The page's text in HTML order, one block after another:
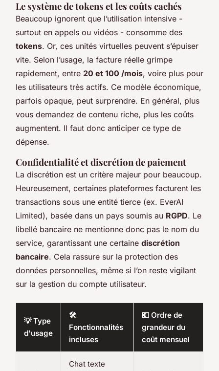
Le système de tokens et les coûts cachés
Beaucoup ignorent que l’utilisation intensive -
surtout en appels ou vidéos - consomme des
tokens. Or, ces unités virtuelles peuvent s’épuiser
vite. Selon l’usage, la facture réelle grimpe
rapidement, entre 20 et 100 /mois, voire plus pour
les utilisateurs très actifs. Ce modèle économique,
parfois opaque, peut surprendre. En général, plus
vous demandez de contenu riche, plus les coûts
augmentent. Il faut donc anticiper ce type de
dépense.
Confidentialité et discrétion de paiement
La discrétion est un critère majeur pour beaucoup.
Heureusement, certaines plateformes facturent les
transactions sous une entité tierce (ex. EverAI
Limited), basée dans un pays soumis au RGPD. Le
libellé bancaire ne mentionne donc pas le nom du
service, garantissant une certaine discrétion
bancaire. Cela rassure sur la protection des
données personnelles, même si l’on reste vigilant
sur la gestion du compte utilisateur.
💡 Type
d'usage
🛠️
Fonctionnalités
incluses
💶 Ordre de
grandeur du
coût mensuel
Chat texte